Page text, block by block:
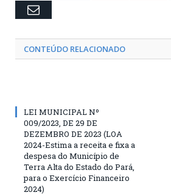
Email
CONTEÚDO RELACIONADO
LEI MUNICIPAL Nº
009/2023, DE 29 DE
DEZEMBRO DE 2023 (LOA
2024-Estima a receita e fixa a
despesa do Município de
Terra Alta do Estado do Pará,
para o Exercício Financeiro
2024)